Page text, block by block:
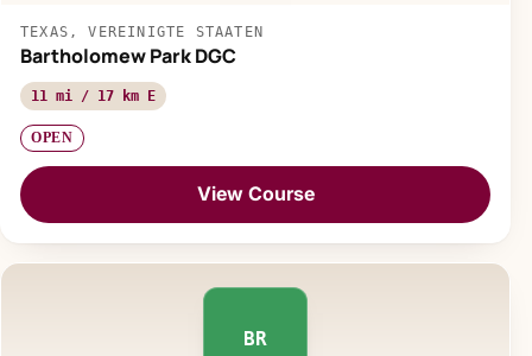
TEXAS, VEREINIGTE STAATEN
Bartholomew Park DGC
11 mi / 17 km E
OPEN
View Course
BR